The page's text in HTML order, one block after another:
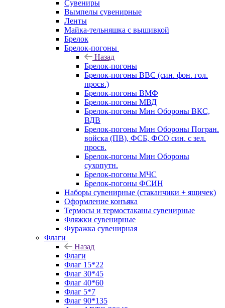
Сувениры
Вымпелы сувенирные
Ленты
Майка-тельняшка с вышивкой
Брелок
Брелок-погоны
Назад
Брелок-погоны
Брелок-погоны ВВС (син. фон. гол.
просв.)
Брелок-погоны ВМФ
Брелок-погоны МВД
Брелок-погоны Мин Обороны ВКС,
ВДВ
Брелок-погоны Мин Обороны Погран.
войска (ПВ), ФСБ, ФСО син. с зел.
просв.
Брелок-погоны Мин Обороны
сухопутн.
Брелок-погоны МЧС
Брелок-погоны ФСИН
Наборы сувенирные (стаканчики + ящичек)
Оформление конъяка
Термосы и термостаканы сувенирные
Фляжки сувенирные
Фуражка сувенирная
Флаги
Назад
Флаги
Флаг 15*22
Флаг 30*45
Флаг 40*60
Флаг 5*7
Флаг 90*135